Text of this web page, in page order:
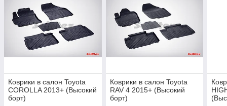
Коврики в салон Toyota
COROLLA 2013+ (Высокий
борт)
Коврики в салон Toyota
RAV 4 2015+ (Высокий
борт)